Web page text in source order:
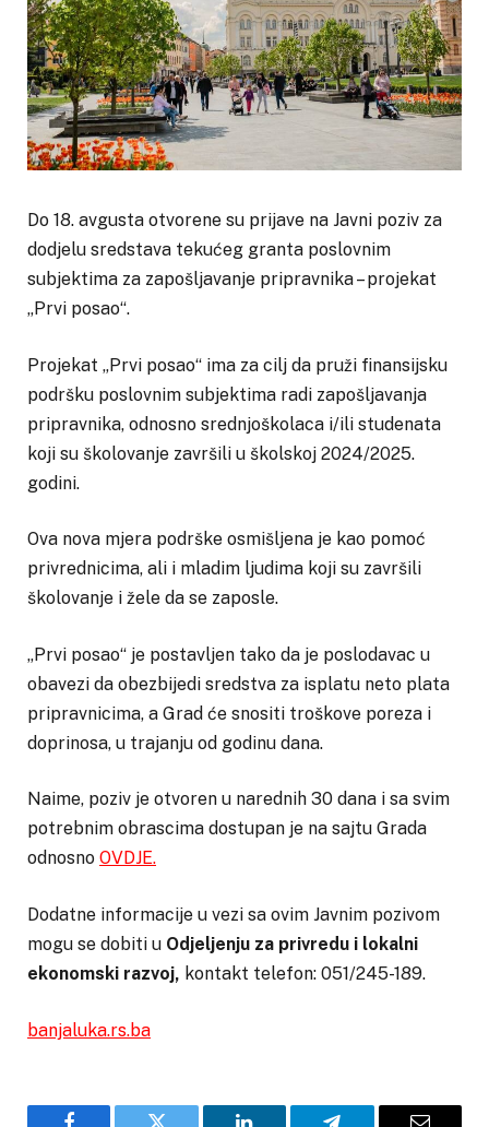
Do 18. avgusta otvorene su prijave na Javni poziv za
dodjelu sredstava tekućeg granta poslovnim
subjektima za zapošljavanje pripravnika – projekat
„Prvi posao“.
Projekat „Prvi posao“ ima za cilj da pruži finansijsku
podršku poslovnim subjektima radi zapošljavanja
pripravnika, odnosno srednjoškolaca i/ili studenata
koji su školovanje završili u školskoj 2024/2025.
godini.
Ova nova mjera podrške osmišljena je kao pomoć
privrednicima, ali i mladim ljudima koji su završili
školovanje i žele da se zaposle.
„Prvi posao“ je postavljen tako da je poslodavac u
obavezi da obezbijedi sredstva za isplatu neto plata
pripravnicima, a Grad će snositi troškove poreza i
doprinosa, u trajanju od godinu dana.
Naime, poziv je otvoren u narednih 30 dana i sa svim
potrebnim obrascima dostupan je na sajtu Grada
odnosno OVDJE.
Dodatne informacije u vezi sa ovim Javnim pozivom
mogu se dobiti u Odjeljenju za privredu i lokalni
ekonomski razvoj, kontakt telefon: 051/245-189.
banjaluka.rs.ba